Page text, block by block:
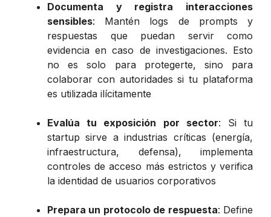
Documenta y registra interacciones
sensibles: Mantén logs de prompts y
respuestas que puedan servir como
evidencia en caso de investigaciones. Esto
no es solo para protegerte, sino para
colaborar con autoridades si tu plataforma
es utilizada ilícitamente
Evalúa tu exposición por sector: Si tu
startup sirve a industrias críticas (energía,
infraestructura, defensa), implementa
controles de acceso más estrictos y verifica
la identidad de usuarios corporativos
Prepara un protocolo de respuesta: Define